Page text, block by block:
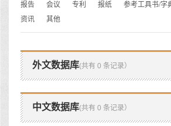
报告
会议 专利 报纸 参考工具书/字
资讯
其他
外文数据库(共有 0 条记录）
中文数据库(共有 0 条记录）